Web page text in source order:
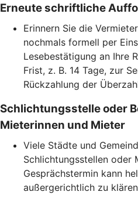
Erneute schriftliche
Erinnern Sie die
nochmals formell per
Lesebestätigung an Ihre
Frist, z. B. 14 Tage, zur
Rückzahlung der
Schlichtungsstelle oder
Mieterinnen und Mieter
Viele Städte und
Schlichtungsstellen oder
Gesprächstermin kann
außergerichtlich zu